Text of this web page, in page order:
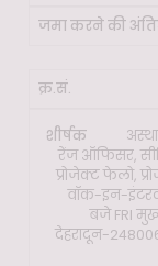
रेंज ऑफिसर,
प्रोजेक्ट फेलो,
वॉक-इन-
बजे FRI
देहरादून-